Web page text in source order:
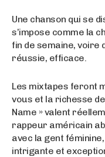
Une chanson qui se
s’impose comme la
fin de semaine,
réussie, efficace.
Les mixtapes feront
vous et la richesse
Name » valent
rappeur américain
avec la gent
intrigante et